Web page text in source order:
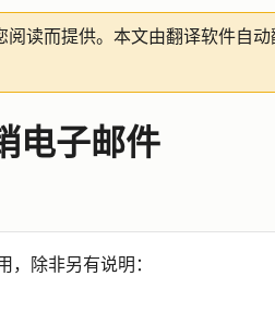
读而提供。 本文由翻译软件自
电子邮件
，除非另有说明：